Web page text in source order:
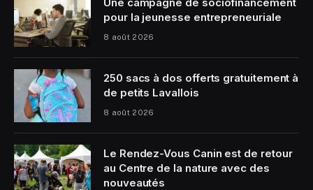
pour la jeunesse entrepreneuriale
8 août 2026
250 sacs à dos offerts gratuitement à
de petits Lavallois
8 août 2026
Le Rendez-Vous Canin est de retour
au Centre de la nature avec des
nouveautés